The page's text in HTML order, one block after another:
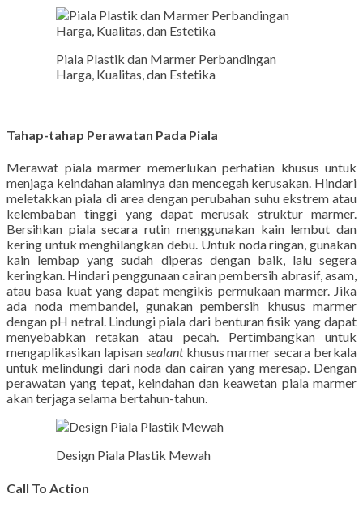
Piala Plastik dan Marmer Perbandingan
Harga, Kualitas, dan Estetika
Tahap-tahap Perawatan Pada Piala
Merawat piala marmer memerlukan perhatian khusus untuk
menjaga keindahan alaminya dan mencegah kerusakan. Hindari
meletakkan piala di area dengan perubahan suhu ekstrem atau
kelembaban tinggi yang dapat merusak struktur marmer.
Bersihkan piala secara rutin menggunakan kain lembut dan
kering untuk menghilangkan debu. Untuk noda ringan, gunakan
kain lembap yang sudah diperas dengan baik, lalu segera
keringkan. Hindari penggunaan cairan pembersih abrasif, asam,
atau basa kuat yang dapat mengikis permukaan marmer. Jika
ada noda membandel, gunakan pembersih khusus marmer
dengan pH netral. Lindungi piala dari benturan fisik yang dapat
menyebabkan retakan atau pecah. Pertimbangkan untuk
mengaplikasikan lapisan sealantkhusus marmer secara berkala
untuk melindungi dari noda dan cairan yang meresap. Dengan
perawatan yang tepat, keindahan dan keawetan piala marmer
akan terjaga selama bertahun-tahun.
Design Piala Plastik Mewah
Call To Action